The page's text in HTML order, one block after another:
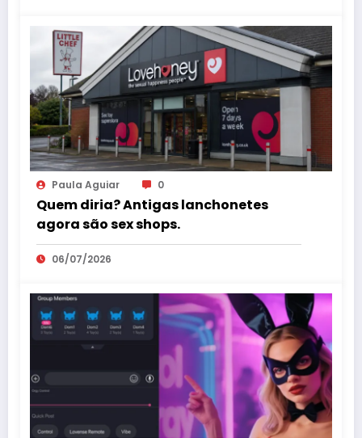
Paula Aguiar 0
Quem diria? Antigas lanchonetes
agora são sex shops.
06/07/2026